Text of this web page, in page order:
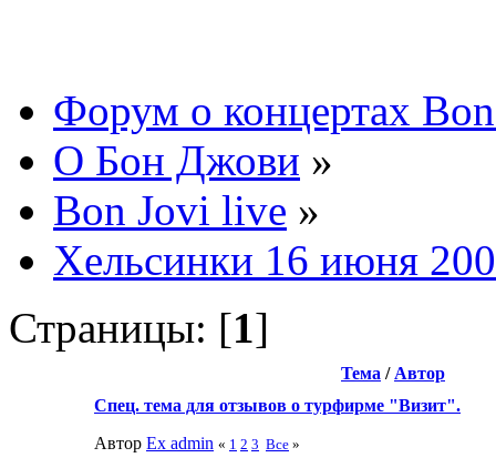
Форум о концертах
О Бон Джови »
Bon Jovi live »
Хельсинки 16 июня
Страницы: [1]
Тема / Автор
Спец. тема для отзывов о турфирме "Визит".
Автор Ex admin « 1 2 3 Все »